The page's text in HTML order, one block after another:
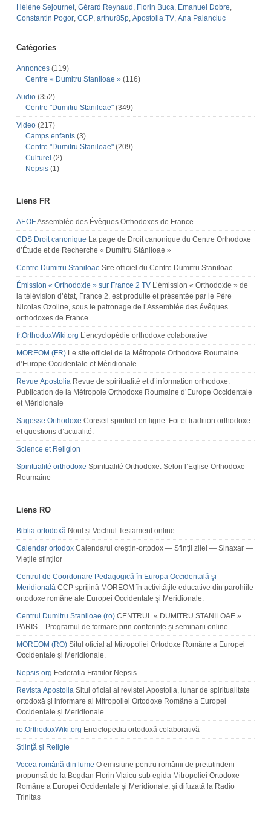
Hélène Sejournet, Gérard Reynaud , Florin Buca, Emanuel Dobre,
Constantin Pogor, CCP, arthur85p, Apostolia TV, Ana Palanciuc
Catégories
Annonces(119)
Centre « Dumitru Staniloae »(116)
Audio(352)
Centre "Dumitru Staniloae"(349)
Video(217)
Camps enfants(3)
Centre "Dumitru Staniloae"(209)
Culturel (2)
Nepsis(1)
Liens FR
AEOFAssemblée des Évêques Orthodoxes de France
CDS Droit canonique La page de Droit canonique du Centre Orthodoxe
d’Étude et de Recherche « Dumitru Stăniloae »
Centre Dumitru Staniloae Site officiel du Centre Dumitru Staniloae
Émission « Orthodoxie » sur France 2 TVL’émission « Orthodoxie » de
la télévision d’état, France 2, est produite et présentée par le Père
Nicolas Ozoline, sous le patronage de l’Assemblée des évêques
orthodoxes de France.
fr.OrthodoxWiki.org L’encyclopédie orthodoxe colaborative
MOREOM (FR)Le site officiel de la Métropole Orthodoxe Roumaine
d’Europe Occidentale et Méridionale.
Revue ApostoliaRevue de spiritualité et d’information orthodoxe.
Publication de la Métropole Orthodoxe Roumaine d’Europe Occidentale
et Méridionale
Sagesse Orthodoxe Conseil spirituel en ligne. Foi et tradition orthodoxe
et questions d’actualité.
Science et Religion
Spiritualité orthodoxe Spiritualité Orthodoxe. Selon l’Eglise Orthodoxe
Roumaine
Liens RO
Biblia ortodoxăNoul și Vechiul Testament online
Calendar ortodoxCalendarul creștin-ortodox — Sfinții zilei — Sinaxar —
Viețile sfinților
Centrul de Coordonare Pedagogică în Europa Occidentală şi
MeridionalăCCP sprijină MOREOM în activităţile educative din parohiile
ortodoxe române ale Europei Occidentale şi Meridionale.
Centrul Dumitru Staniloae (ro)CENTRUL « DUMITRU STANILOAE »
PARIS – Programul de formare prin conferințe și seminarii online
MOREOM (RO)Situl oficial al Mitropoliei Ortodoxe Române a Europei
Occidentale și Meridionale.
Nepsis.org Federatia Fratiilor Nepsis
Revista ApostoliaSitul oficial al revistei Apostolia, lunar de spiritualitate
ortodoxă și informare al Mitropoliei Ortodoxe Române a Europei
Occidentale și Meridionale.
ro.OrthodoxWiki.org Enciclopedia ortodoxă colaborativă
Știință și Religie
Vocea română din lume O emisiune pentru românii de pretutindeni
propunsă de la Bogdan Florin Vlaicu sub egida Mitropoliei Ortodoxe
Române a Europei Occidentale și Meridionale, și difuzată la Radio
Trinitas